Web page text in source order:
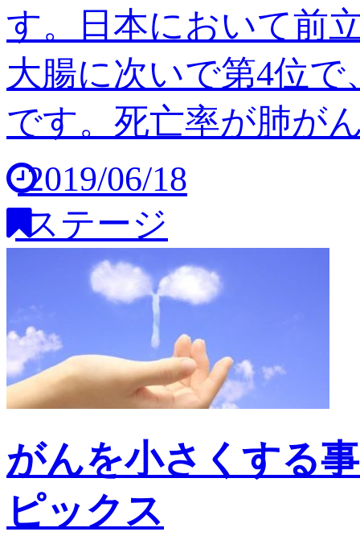
す。日本において前
大腸に次いで第4位で
です。死亡率が肺が
2019/06/18
ステージ
がんを小さくする
ピックス